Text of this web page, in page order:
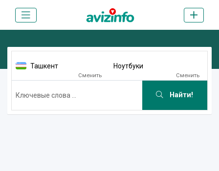
Ташкент
Сменить
Ноутбуки
Сменить
Найти!